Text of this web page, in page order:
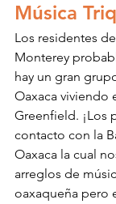
Música
Los residentes
Monterey
hay un gran
Oaxaca viviendo
Greenfield. ¡Los
contacto con la
Oaxaca la cual
arreglos de
oaxaqueña pero